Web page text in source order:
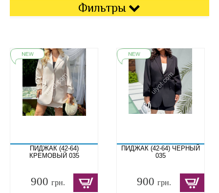
Фильтры
ПИДЖАК (42-64)
КРЕМОВЫЙ 035
900 грн.
ПИДЖАК (42-64) ЧЕРНЫЙ
035
900грн.